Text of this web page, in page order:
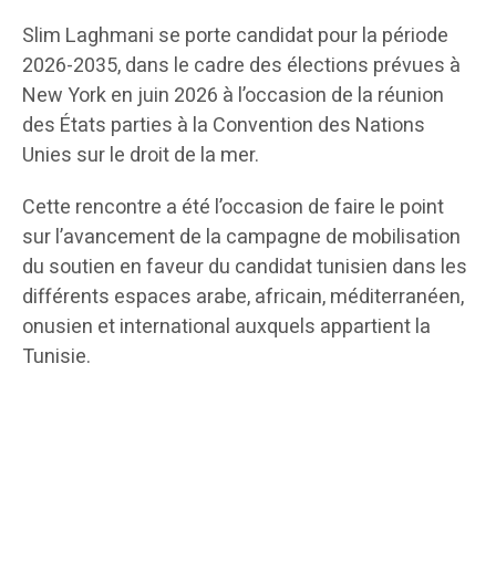
Slim Laghmani se porte candidat pour la période
2026-2035, dans le cadre des élections prévues à
New York en juin 2026 à l’occasion de la réunion
des États parties à la Convention des Nations
Unies sur le droit de la mer.
Cette rencontre a été l’occasion de faire le point
sur l’avancement de la campagne de mobilisation
du soutien en faveur du candidat tunisien dans les
différents espaces arabe, africain, méditerranéen,
onusien et international auxquels appartient la
Tunisie.